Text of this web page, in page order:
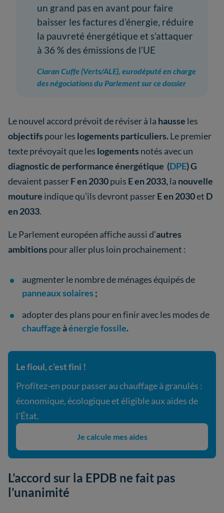
un grand pas en avant pour faire
baisser les factures d’énergie, réduire
la pauvreté énergétique et s’attaquer
à 36 % des émissions de l’UE
Ciaran Cuffe (Verts/ALE), eurodéputé en charge
des négociations du Parlement sur ce dossier
Le nouvel accord prévoit de réviser à la hausse les
objectifs pour les logements particuliers.Le premier
texte prévoyait que les logements notés avec un
diagnostic de performance énergétique (DPE)G
devaient passerF en 2030puis E en 2033, la nouvelle
mouture indique qu’ils devront passerE en 2030et D
en 2033.
Le Parlement européen affiche aussi d’autres
ambitions pour aller plus loin prochainement :
augmenter le nombre de ménages équipés de
panneaux solaires ;
adopter des plans pour en finir avec les modes de
chauffageàénergie fossile.
Le fioul, c’est fini !
Profitez-en pour passer au chauffage à granulés :
économique, écologique et éligible aux aides de
l’État.
Je calcule mes aides
L’accord sur la EPDB ne fait pas
l’unanimité